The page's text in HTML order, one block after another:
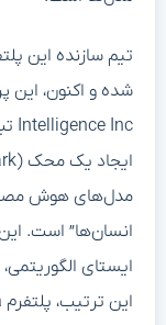
تیم سازنده این
Intelligence Inc تبدیل شده است. هدف اصلی
مدل‌های هوش
انسان‌ها” است.
ایستای
این ترتیب، پلتفرم